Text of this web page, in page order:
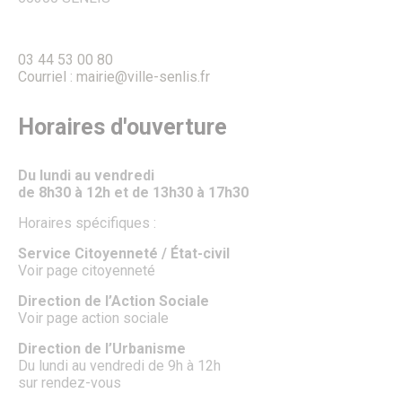
TUS & Transports collectifs
Travaux & démarches voirie
Démarches voirie
Circulation & Stationnement interdits
particuliers
Numéros d’urgence & contacts utiles
Infos sécurité
Autres organes de sécurité publique
Influenza Aviaire
Le Frelon asiatique
Propreté, Eau & Assainissement
Gestion de l’Eau
Senlis Ville Propre
Gestion des déchets
Nettoyage des rues
Graffitis
03 44 53 00 80
Courriel : mairie@ville-senlis.fr
Horaires d'ouverture
Du lundi au vendredi
de 8h30 à 12h et de 13h30 à 17h30
Horaires spécifiques :
Service Citoyenneté / État-civil
Voir page citoyenneté
Direction de l’Action Sociale
Voir page action sociale
Direction de l’Urbanisme
Du lundi au vendredi de 9h à 12h
sur rendez-vous